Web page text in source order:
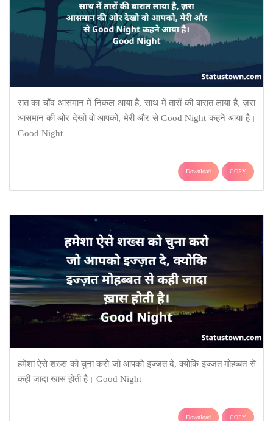
रात का चाँद आसमान में निकल आया है, साथ में तारों की बारात लाया है, ज़रा
आसमान की ओर देखो वो आपको, मेरी और से Good Night कहने आया है।
Good Night
Download COPY
हमेशा ऐसे शख्स को चुना करो जो आपको इज्ज़त दे, क्योकि इज्ज़त मोहब्बत से
कही जादा ख़ास होती है। Good Night
Download COPY